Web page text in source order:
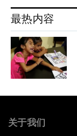
最热内容
关于我们